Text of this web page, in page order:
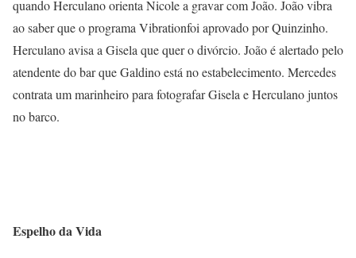
quando Herculano orienta Nicole a gravar com João. João vibra
ao saber que o programa Vibrationfoi aprovado por Quinzinho.
Herculano avisa a Gisela que quer o divórcio. João é alertado pelo
atendente do bar que Galdino está no estabelecimento. Mercedes
contrata um marinheiro para fotografar Gisela e Herculano juntos
no barco.
Espelho da Vida